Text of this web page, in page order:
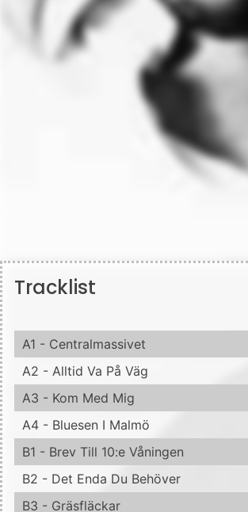
Tracklist
A1 - Centralmassivet
A2 - Alltid Va På Väg
A3 - Kom Med Mig
A4 - Bluesen I Malmö
B1 - Brev Till 10:e Våningen
B2 - Det Enda Du Behöver
B3 - Gräsfläckar